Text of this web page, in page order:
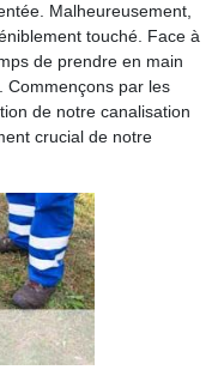
Malheureusement,
touché. Face à
de prendre en main
Commençons par les
de notre canalisation
crucial de notre